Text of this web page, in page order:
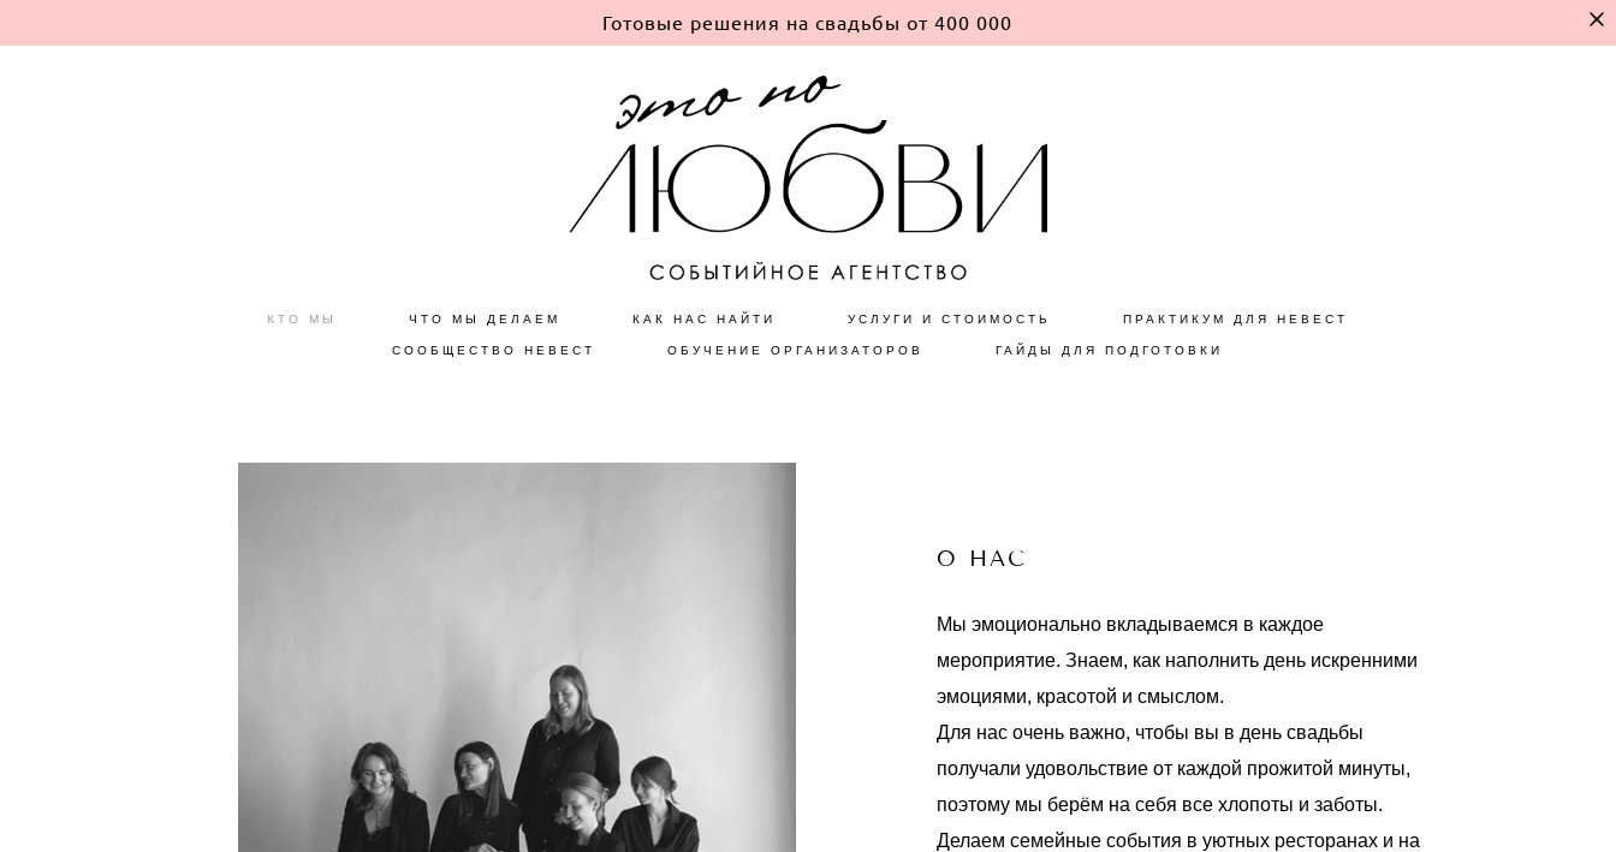
Готовые решения на свадьбы от 400 000
КТО МЫ ЧТО МЫ ДЕЛАЕМ КАК НАС НАЙТИ УСЛУГИ И СТОИМОСТЬ ПРАКТИКУМ ДЛЯ НЕВЕСТ
СООБЩЕСТВО НЕВЕСТ ОБУЧЕНИЕ ОРГАНИЗАТОРОВ ГАЙДЫ ДЛЯ ПОДГОТОВКИ
О НАС
Мы эмоционально вкладываемся в каждое
мероприятие. Знаем, как наполнить день искренними
эмоциями, красотой и смыслом.
Для нас очень важно, чтобы вы в день свадьбы
получали удовольствие от каждой прожитой минуты,
поэтому мы берём на себя все хлопоты и заботы.
Делаем семейные события в уютных ресторанах и на